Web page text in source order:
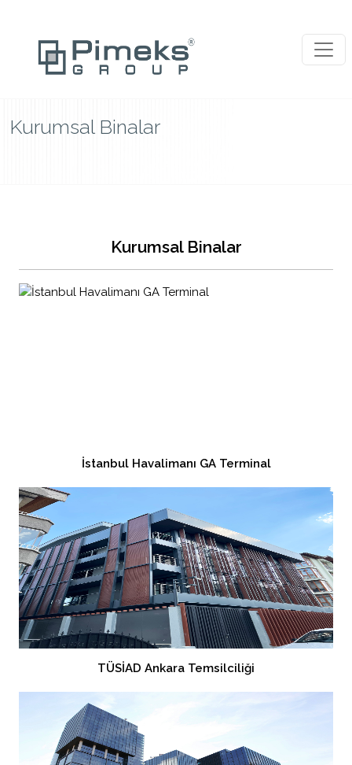
Kurumsal Binalar
Kurumsal Binalar
İstanbul Havalimanı GA Terminal
TÜSİAD Ankara Temsilciliği